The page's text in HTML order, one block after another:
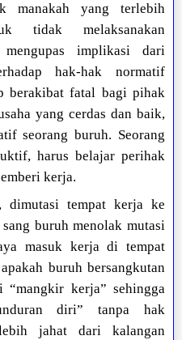
manakah yang terlebih
tidak melaksanakan
implikasi dari
hak-hak normatif
berakibat fatal bagi pihak
yang cerdas dan baik,
seorang buruh. Seorang
harus belajar perihak
kerja.
dimutasi tempat kerja ke
buruh menolak mutasi
masuk kerja di tempat
buruh bersangkutan
“mangkir kerja” sehingga
diri” tanpa hak
jahat dari kalangan